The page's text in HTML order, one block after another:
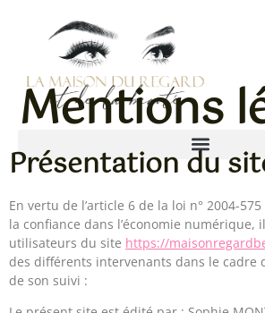
Mentions
Présentation du
En vertu de l’article 6 de la loi n° 2004-
la confiance dans l’économie numérique,
utilisateurs du site https://
des différents intervenants dans le cadre
de son suivi :